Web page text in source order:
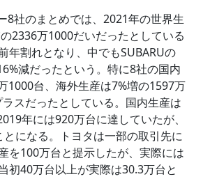
8社のまとめでは、2021年の世界生
2336万1000だいだったとしている
年割れとなり、中でもSUBARUの
減だったという。特に8社の国内
1000台、海外生産は7%増の1597万
スだったとしている。国内生産は
年には920万台に達していたが、
になる。トヨタは一部の取引先に
を100万台と提示したが、実際には
初40万台以上が実際は30.3万台と